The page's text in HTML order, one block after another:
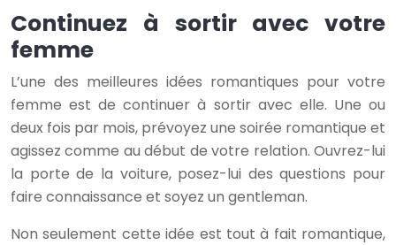
Continuez à sortir avec votre
femme
L’une des meilleures idées romantiques pour votre
femme est de continuer à sortir avec elle. Une ou
deux fois par mois, prévoyez une soirée romantique et
agissez comme au début de votre relation. Ouvrez-lui
la porte de la voiture, posez-lui des questions pour
faire connaissance et soyez un gentleman.
Non seulement cette idée est tout à fait romantique,